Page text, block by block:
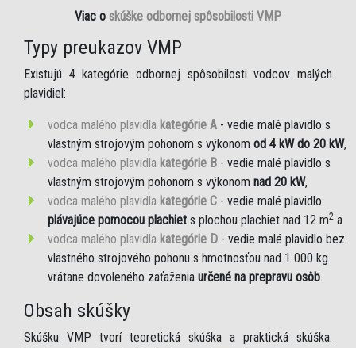
Viac o skúške odbornej spôsobilosti VMP
Typy preukazov VMP
Existujú 4 kategórie odbornej spôsobilosti vodcov malých
plavidiel:
vodca malého plavidla kategórie A - vedie malé plavidlo s
vlastným strojovým pohonom s výkonom od 4 kW do 20 kW,
vodca malého plavidla kategórie B - vedie malé plavidlo s
vlastným strojovým pohonom s výkonom nad 20 kW,
vodca malého plavidla kategórie C - vedie malé plavidlo
plávajúce pomocou plachiet s plochou plachiet nad 12 m2 a
vodca malého plavidla kategórie D - vedie malé plavidlo bez
vlastného strojového pohonu s hmotnosťou nad 1 000 kg
vrátane dovoleného zaťaženia určené na prepravu osôb.
Obsah skúšky
Skúšku VMP tvorí teoretická skúška a praktická skúška.